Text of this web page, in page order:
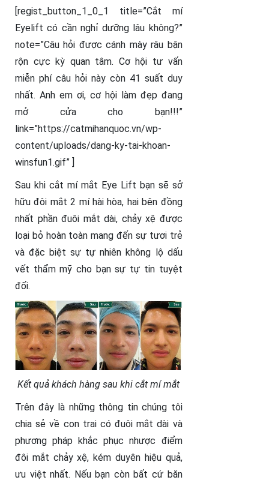
[regist_button_1_0_1 title=”Cắt mí
Eyelift có cần nghỉ dưỡng lâu không?”
note=”Câu hỏi được cánh mày râu bận
rộn cực kỳ quan tâm. Cơ hội tư vấn
miễn phí câu hỏi này còn 41 suất duy
nhất. Anh em ơi, cơ hội làm đẹp đang
mở cửa cho bạn!!!”
link=”https://catmihanquoc.vn/wp-
content/uploads/dang-ky-tai-khoan-
winsfun1.gif” ]
Sau khi cắt mí mắt Eye Lift bạn sẽ sở
hữu đôi mắt 2 mí hài hòa, hai bên đồng
nhất phần đuôi mắt dài, chảy xệ được
loại bỏ hoàn toàn mang đến sự tươi trẻ
và đặc biệt sự tự nhiên không lộ dấu
vết thẩm mỹ cho bạn sự tự tin tuyệt
đối.
Kết quả khách hàng sau khi cắt mí mắt
Trên đây là những thông tin chúng tôi
chia sẻ về con trai có đuôi mắt dài và
phương pháp khắc phục nhược điểm
đôi mắt chảy xệ, kém duyên hiệu quả,
ưu việt nhất. Nếu bạn còn bất cứ băn